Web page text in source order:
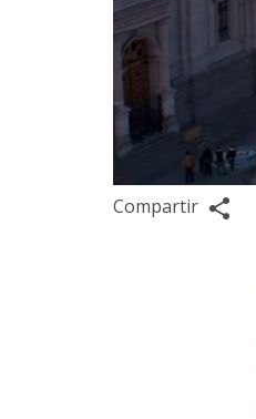
Compartir